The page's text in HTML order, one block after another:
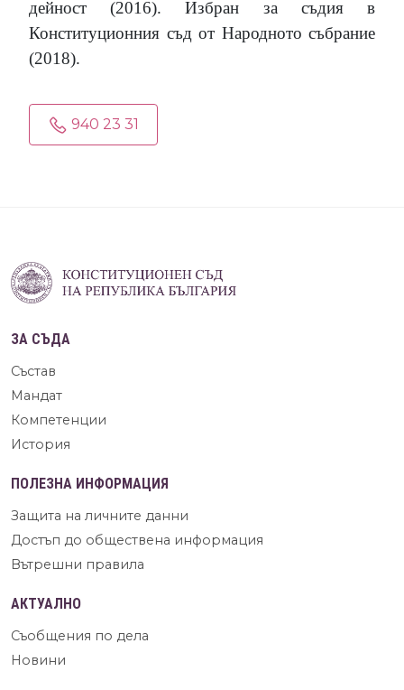
дейност(2016). Избран за съдия в
Конституционния съд от Народното събрание
(2018).
940 23 31
ЗА СЪДА
Състав
Мандат
Компетенции
История
ПОЛЕЗНА ИНФОРМАЦИЯ
Защита на личните данни
Достъп до обществена информация
Вътрешни правила
АКТУАЛНО
Съобщения по дела
Новини